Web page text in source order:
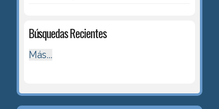
Búsquedas Recientes
Más...